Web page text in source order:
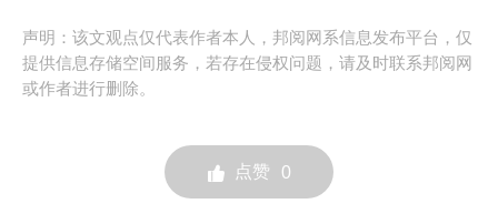
声明：该文观点仅代表作者本人，邦阅网系信息发布平台，仅
提供信息存储空间服务，若存在侵权问题，请及时联系邦阅网
或作者进行删除。
点赞 0